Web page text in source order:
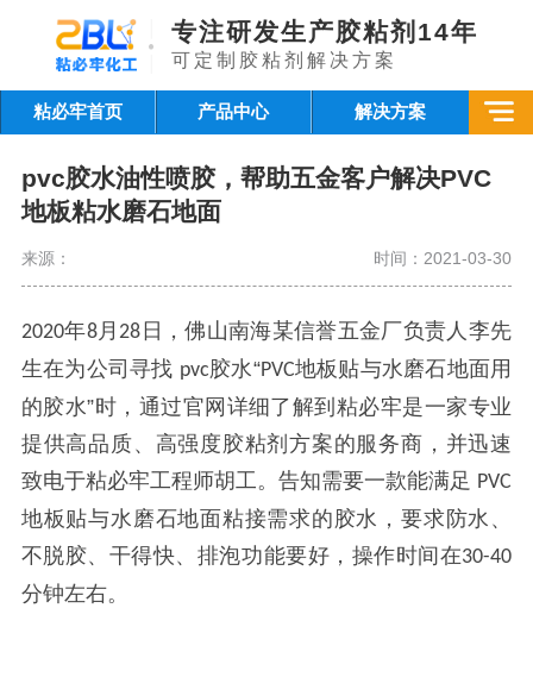
专注研发生产胶粘剂14年
可定制胶粘剂解决方案
粘必牢首页 产品中心 解决方案
pvc胶水油性喷胶，帮助五金客户解决PVC
地板粘水磨石地面
来源： 时间：2021-03-30
2020年8月28 日，佛山南海某信誉五金厂负责人李先
生在为公司寻找 pvc胶水“PVC地板贴与水磨石地面用
的胶水”时，通过官网详细了解到粘必牢是一家专业
提供高品质、高强度胶粘剂方案的服务商，并迅速
致电于粘必牢工程师胡工。告知需要一款能满足
PVC
地板贴与水磨石地面粘接需求的胶水，要求防水、
不脱胶、干得快、 排泡功能要好，操作时间在30-40
分钟左右。